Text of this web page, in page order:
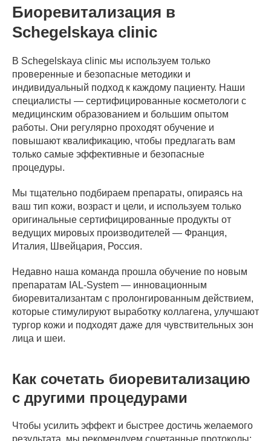
Биоревитализация в
Schegelskaya clinic
В Schegelskaya clinic мы используем только
проверенные и безопасные методики и
индивидуальный подход к каждому пациенту. Наши
специалисты — сертифицированные косметологи с
медицинским образованием и большим опытом
работы. Они регулярно проходят обучение и
повышают квалификацию, чтобы предлагать вам
только самые эффективные и безопасные
процедуры.
Мы тщательно подбираем препараты, опираясь на
ваш тип кожи, возраст и цели, и используем только
оригинальные сертифицированные продукты от
ведущих мировых производителей — Франция,
Италия, Швейцария, Россия.
Недавно наша команда прошла обучение по новым
препаратам IAL-System — инновационным
биоревитализантам с пролонгированным действием,
которые стимулируют выработку коллагена, улучшают
тургор кожи и подходят даже для чувствительных зон
лица и шеи.
Как сочетать биоревитализацию
с другими процедурами
Чтобы усилить эффект и быстрее достичь желаемого
результата, мы рекомендуем сочетанные протоколы: